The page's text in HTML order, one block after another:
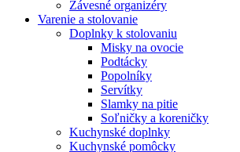
Závesné organizéry
Varenie a stolovanie
Doplnky k stolovaniu
Misky na ovocie
Podtácky
Popolníky
Servítky
Slamky na pitie
Soľničky a koreničky
Kuchynské doplnky
Kuchynské pomôcky